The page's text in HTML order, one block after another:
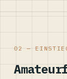
02 —